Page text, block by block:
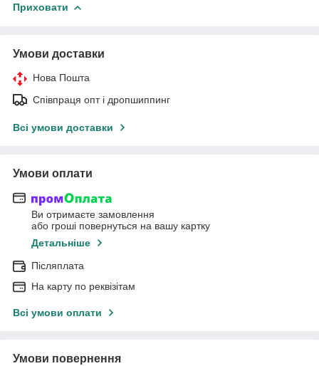
Приховати
Умови доставки
Нова Пошта
Співпраця опт і дропшиппинг
Всі умови доставки
Умови оплати
Ви отримаєте замовлення
або гроші повернуться на вашу картку
Детальніше
Післяплата
На карту по реквізітам
Всі умови оплати
Умови повернення